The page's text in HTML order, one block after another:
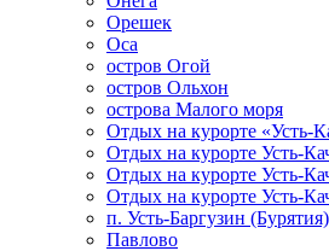
Орешек
Оса
остров Огой
остров Ольхон
острова Малого моря
Отдых на курорте «Усть-
Отдых на курорте Усть-
Отдых на курорте Усть-
Отдых на курорте Усть-
п. Усть-Баргузин (Бурятия)
Павлово